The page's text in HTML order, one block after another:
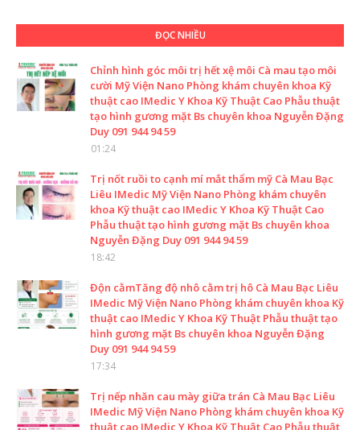
ĐỌC NHIỀU
Chỉnh hình góc môi trị hết xệ môi Cà mau tạo môi
cười Mỹ Viện Nano Phòng khám chuyên khoa Kỹ
thuật cao IMedic Y Khoa Kỹ Thuật Cao Phẫu thuật
tạo hình gương mặt Bs chuyên khoa Nguyễn Đặng
Duy 091 944 94 59
01:24
Trị nốt ruồi to cạnh mí mắt thẩm mỹ Cà Mau Bạc
Liêu IMedic Mỹ Viện Nano Phòng khám chuyên
khoa Kỹ thuật cao IMedic Y Khoa Kỹ Thuật Cao
Phẫu thuật tạo hình gương mặt Bs chuyên khoa
Nguyễn Đặng Duy 091 944 94 59
18:42
Độn cằmTăng độ nhô cằm trị hô Cà Mau Bạc Liêu
IMedic Mỹ Viện Nano Phòng khám chuyên khoa Kỹ
thuật cao IMedic Y Khoa Kỹ Thuật Phẫu thuật tạo
hình gương mặt Bs chuyên khoa Nguyễn Đặng
Duy 091 944 94 59
17:34
Trị nếp nhăn cau mày giữa trán Cà Mau Bạc Liêu
IMedic Mỹ Viện Nano Phòng khám chuyên khoa Kỹ
thuật cao IMedic Y Khoa Kỹ Thuật Cao Phẫu thuật